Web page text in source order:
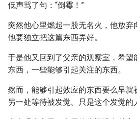
低声骂了句：“倒霉！”
突然他心里燃起一股无名火，他放弃
他要独立把这篇东西弄好。
于是他又回到了父亲的观察室，希望
东西，一些能够引起关注的东西。
然而，能够引起效应的东西要么早就
另一处等待被发觉。只是这个发觉的